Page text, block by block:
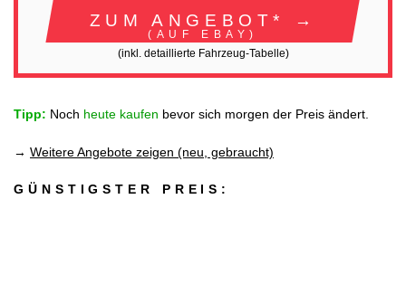
ZUM ANGEBOT* →
(AUF EBAY)
(inkl. detaillierte Fahrzeug-Tabelle)
Tipp: Noch heute kaufen bevor sich morgen der Preis ändert.
→ Weitere Angebote zeigen (neu, gebraucht)
GÜNSTIGSTER PREIS: